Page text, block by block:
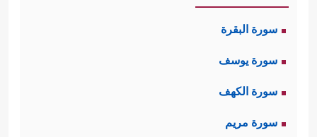
سورة البقرة
سورة يوسف
سورة الكهف
سورة مريم